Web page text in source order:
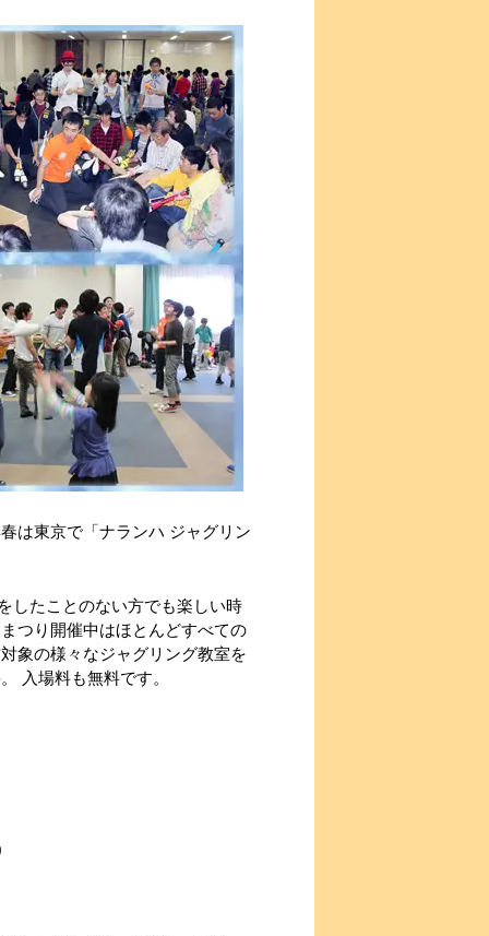
は東京で「ナランハ ジャグリン
したことのない方でも楽しい時
つり開催中はほとんどすべての
象の様々なジャグリング教室を
入場料も無料です。